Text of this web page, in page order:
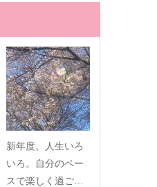
新年度。人生いろ
いろ。自分のペー
スで楽しく過ご…